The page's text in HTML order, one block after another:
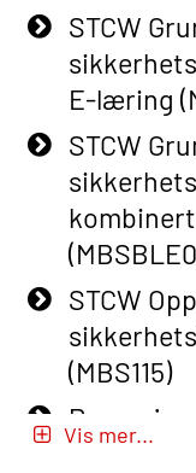
Basic
Course
Basic
Course
Basic
Course
response
learning
med
STCW
E-læring
STCW
STCW
(MBS115)
Vis mer...